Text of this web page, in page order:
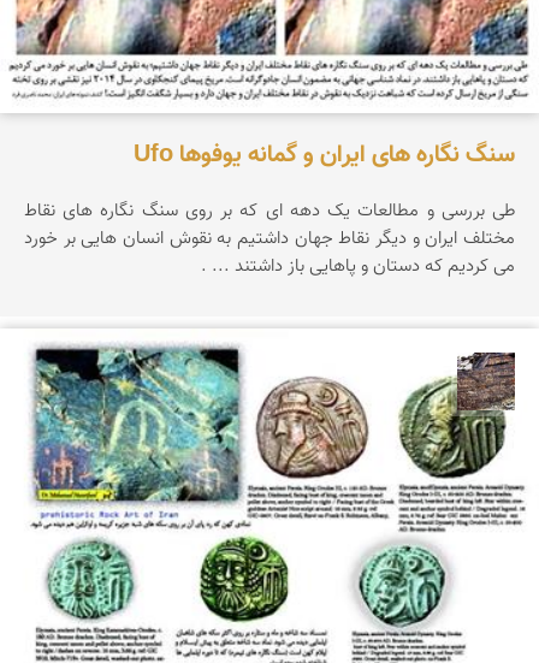
سنگ نگاره های ایران و گمانه یوفوها Ufo
طی بررسی و مطالعات یک دهه ای که بر روی سنگ نگاره های نقاط
مختلف ایران و دیگر نقاط جهان داشتیم به نقوش انسان هایی بر خورد
می کردیم که دستان و پاهایی باز داشتند ... .
محمد ناصری فرد